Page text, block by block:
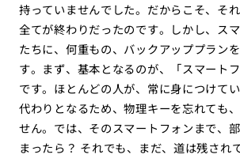
持っていませんでした。だからこそ、それ
全てが終わりだったのです。しかし、ス
たちに、何重もの、バックアッププラン
す。まず、基本となるのが、「スマート
です。ほとんどの人が、常に身につけて
代わりとなるため、物理キーを忘れても
せん。では、そのスマートフォンまで、
まったら？ それでも、まだ、道は残され